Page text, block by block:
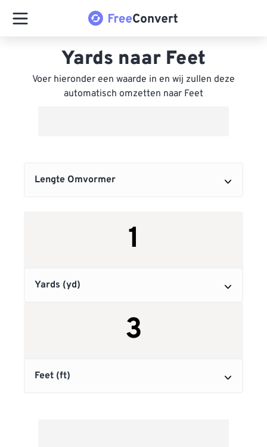
Yards naar Feet
Voer hieronder een waarde in en wij zullen deze
automatisch omzetten naar Feet